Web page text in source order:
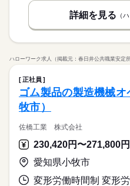
詳細を見る （
ハローワーク求人（掲載元：春日井公共職業安定所
正社員
ゴム製品の製造機械
牧市）
佐橋工業 株式会社
愛知県小牧市